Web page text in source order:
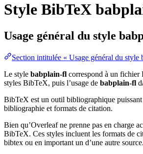
Style BibTeX
Usage général du style
Section intitulée « Usage général du style
Le style babplain-fl correspond à un fichier
styles BibTeX, puis l’usage de babplain-fl
BibTeX est un outil bibliographique
bibliographie et formats de citation.
Bien qu’Overleaf ne prenne pas en charge
BibTeX. Ces styles incluent les formats de
bibtex ou en important un d’une autre source.